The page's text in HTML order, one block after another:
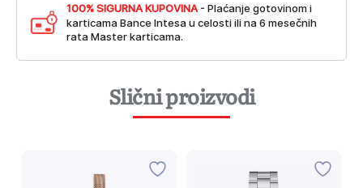
100% SIGURNA KUPOVINA - Plaćanje gotovinom i
karticama Bance Intesa u celosti ili na 6 mesečnih
rata Master karticama.
Slični proizvodi